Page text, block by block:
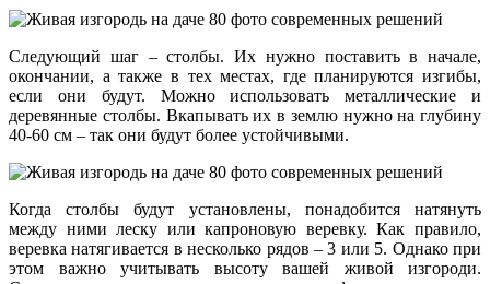
Следующий шаг – столбы. Их нужно поставить в начале,
окончании, а также в тех местах, где планируются изгибы,
если они будут. Можно использовать металлические и
деревянные столбы. Вкапывать их в землю нужно на глубину
40-60 см – так они будут более устойчивыми.
Когда столбы будут установлены, понадобится натянуть
между ними леску или капроновую веревку. Как правило,
веревка натягивается в несколько рядов – 3 или 5. Однако при
этом важно учитывать высоту вашей живой изгороди.